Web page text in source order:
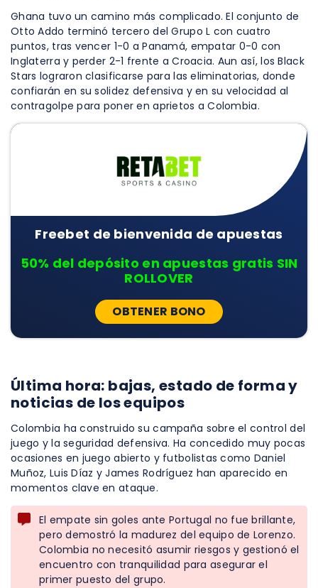
Ghana tuvo un camino más complicado. El conjunto de
Otto Addo terminó tercero del Grupo L con cuatro
puntos, tras vencer 1-0 a Panamá, empatar 0-0 con
Inglaterra y perder 2-1 frente a Croacia. Aun así, los Black
Stars lograron clasificarse para las eliminatorias, donde
confiarán en su solidez defensiva y en su velocidad al
contragolpe para poner en aprietos a Colombia.
Freebet de bienvenida de apuestas
50% del depósito en apuestas gratis SIN
ROLLOVER
OBTENER BONO
Última hora: bajas, estado de forma y
noticias de los equipos
Colombia ha construido su campaña sobre el control del
juego y la seguridad defensiva. Ha concedido muy pocas
ocasiones en juego abierto y futbolistas como Daniel
Muñoz, Luis Díaz y James Rodríguez han aparecido en
momentos clave en ataque.
El empate sin goles ante Portugal no fue brillante,
pero demostró la madurez del equipo de Lorenzo.
Colombia no necesitó asumir riesgos y gestionó el
encuentro con tranquilidad para asegurar el
primer puesto del grupo.